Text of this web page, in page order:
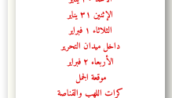
الإثنين ٣١ يناير
الثلاثاء ١ فبراير
داخل ميدان التحرير
الأربعاء ٢ فبراير
موقعة الجمل
كرات اللهب والقناصة